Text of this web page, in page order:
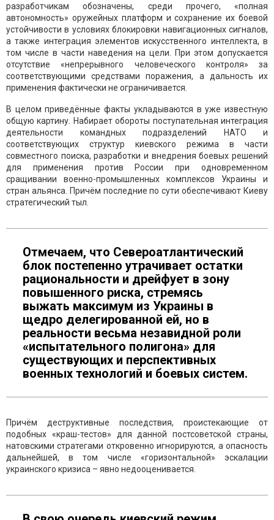
разработчикам обозначены, среди прочего, «полная
автономность» оружейных платформ и сохранение их боевой
устойчивости в условиях блокировки навигационных сигналов,
а также интеграция элементов искусственного интеллекта, в
том числе в части наведения на цели. При этом допускается
отсутствие «непрерывного человеческого контроля» за
соответствующими средствами поражения, а дальность их
применения фактически не ограничивается.
В целом приведённые факты укладываются в уже известную
общую картину. Набирает обороты поступательная интеграция
деятельности командных подразделений НАТО и
соответствующих структур киевского режима в части
совместного поиска, разработки и внедрения боевых решений
для применения против России при одновременном
сращивании военно-промышленных комплексов Украины и
стран альянса. Причём последние по сути обеспечивают Киеву
стратегический тыл.
Отмечаем, что Североатлантический
блок постепенно утрачивает остатки
рациональности и дрейфует в зону
повышенного риска, стремясь
выжать максимум из Украины в
щедро делегированной ей, но в
реальности весьма незавидной роли
«испытательного полигона» для
существующих и перспективных
военных технологий и боевых систем.
Причём деструктивные последствия, проистекающие от
подобных «краш-тестов» для данной постсоветской страны,
натовскими стратегами откровенно игнорируются, а опасность
дальнейшей, в том числе «горизонтальной» эскалации
украинского кризиса – явно недооценивается.